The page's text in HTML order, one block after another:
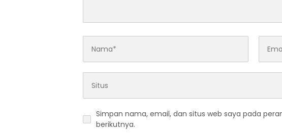
Simpan nama, email, dan situs web saya pada
berikutnya.